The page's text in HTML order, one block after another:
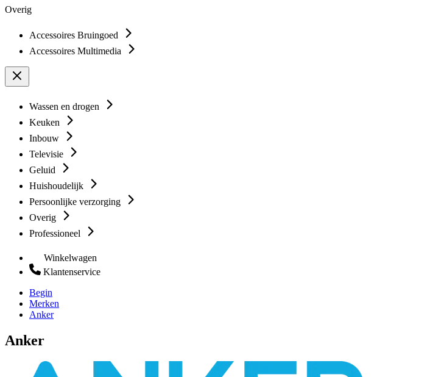
Overig
Accessoires Bruingoed
Accessoires Multimedia
Wassen en drogen
Keuken
Inbouw
Televisie
Geluid
Huishoudelijk
Persoonlijke verzorging
Overig
Professioneel
Winkelwagen
Klantenservice
Begin
Merken
Anker
Anker